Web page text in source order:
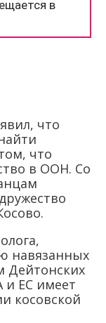
что
что
в ООН. Со
навязанных
Дейтонских
и ЕС имеет
косовской